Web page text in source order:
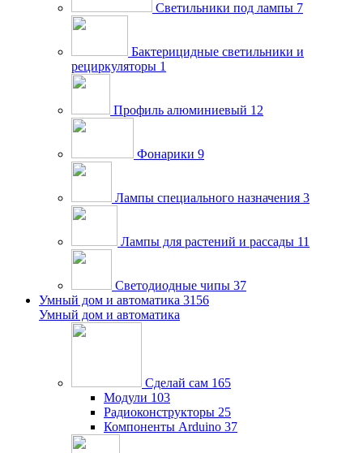
Светильники под лампы 7
Бактерицидные светильники и
рециркуляторы 1
Профиль алюминиевый 12
Фонарики 9
Лампы специального назначения 3
Лампы для растений и рассады 11
Светодиодные чипы 37
Умный дом и автоматика 3156
Умный дом и автоматика
Сделай сам 165
Модули 103
Радиоконструкторы 25
Компоненты Arduino 37